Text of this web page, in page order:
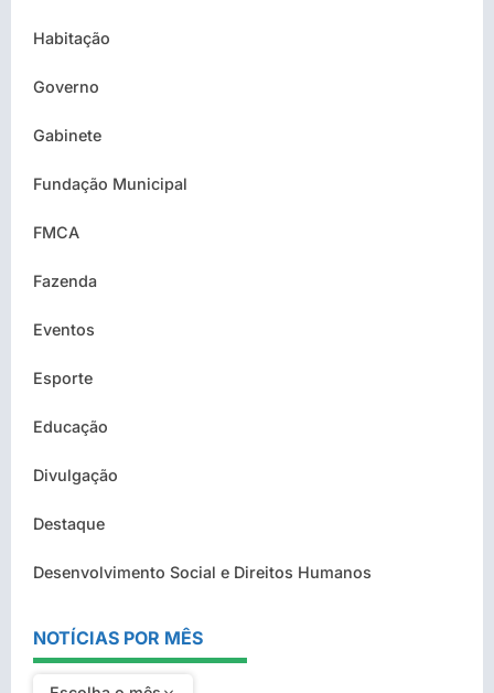
Habitação
Governo
Gabinete
Fundação Municipal
FMCA
Fazenda
Eventos
Esporte
Educação
Divulgação
Destaque
Desenvolvimento Social e Direitos Humanos
NOTÍCIAS POR MÊS